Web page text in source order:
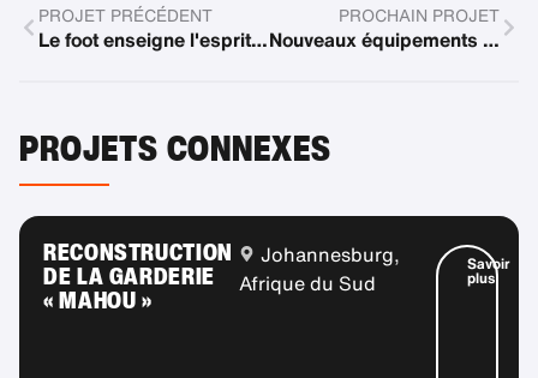
PROJET PRÉCÉDENT
Le foot enseigne l'esprit d'équipe
PROCHAIN PROJET
Nouveaux équipements de jeu et d'escalade
PROJETS CONNEXES
RECONSTRUCTION
DE LA GARDERIE
« MAHOU »
Johannesburg,
Afrique du Sud
Savoir
plus